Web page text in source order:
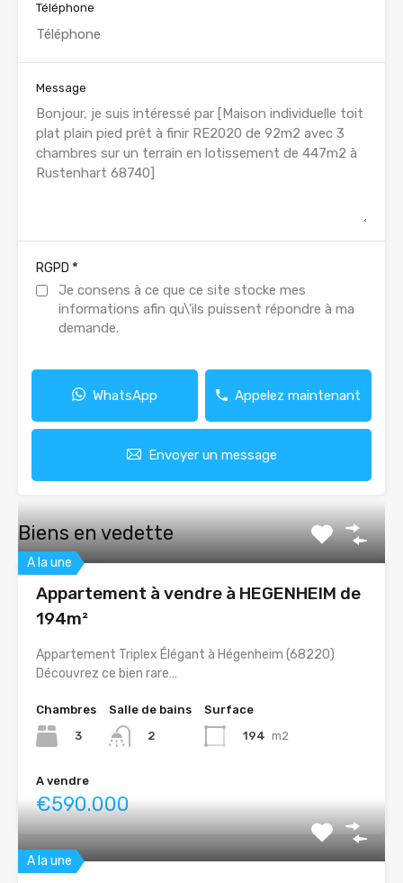
Téléphone
Message
RGPD *
Je consens à ce que ce site stocke mes
informations afin qu\'ils puissent répondre à ma
demande.
WhatsApp Appelez maintenant
Envoyer un message
Biens en vedette
A la une
Appartement à vendre à HEGENHEIM de
194m²
Appartement Triplex Élégant à Hégenheim (68220)
Découvrez ce bien rare…
Chambres
3
Salle de bains
2
Surface
194 m2
A vendre
€590.000
A la une